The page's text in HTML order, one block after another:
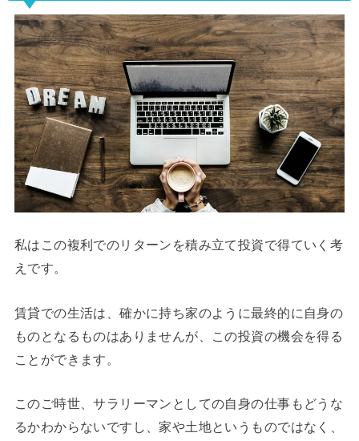
私はこの複利でのリターンを積み立て投資で得ていく考
えです。
賃貸での生活は、確かに持ち家のように最終的に自身の
ものとなるものはありませんが、この投資の機会を得る
ことができます。
このご時世、サラリーマンとしての自身の仕事もどうな
るかわからないですし、家や土地というものではなく、